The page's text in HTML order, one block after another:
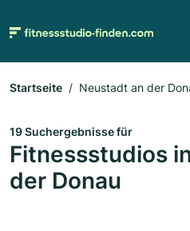
Startseite Neustadt an der
19 Suchergebnisse für
Fitnessstudios
der Donau